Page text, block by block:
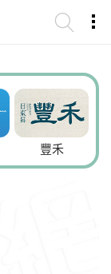
豐禾